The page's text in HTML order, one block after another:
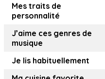
Mes traits de
personnalité
J’aime ces genres de
musique
Je lis habituellement